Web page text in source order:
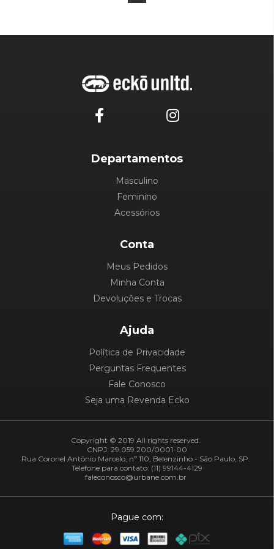
Departamentos
Masculino
Feminino
Acessórios
Conta
Meus Pedidos
Minha Conta
Devoluções e Trocas
Ajuda
Política de Privacidade
Perguntas Frequentes
Fale Conosco
Seja uma Revenda Ecko
Copyright © 2019 All rights reserved.
CNPJ: 29.059.200/0001-00
Rua Coronel Antônio Marcelo, nº 110, Belenzinho - São Paulo, SP.
Telefone para contato: (11) 99144-4129
faleconosco@urbane.com.br
Pague com: